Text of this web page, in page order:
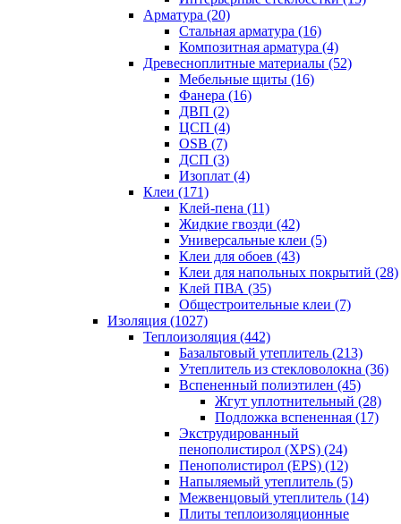
Арматура (20)
Стальная арматура (16)
Композитная арматура (4)
Древесноплитные материалы (52)
Мебельные щиты (16)
Фанера (16)
ДВП (2)
ЦСП (4)
OSB (7)
ДСП (3)
Изоплат (4)
Клеи (171)
Клей-пена (11)
Жидкие гвозди (42)
Универсальные клеи (5)
Клеи для обоев (43)
Клеи для напольных покрытий (28)
Клей ПВА (35)
Общестроительные клеи (7)
Изоляция (1027)
Теплоизоляция (442)
Базальтовый утеплитель (213)
Утеплитель из стекловолокна (36)
Вспененный полиэтилен (45)
Жгут уплотнительный (28)
Подложка вспененная (17)
Экструдированный
пенополистирол (XPS) (24)
Пенополистирол (EPS) (12)
Напыляемый утеплитель (5)
Межвенцовый утеплитель (14)
Плиты теплоизоляционные